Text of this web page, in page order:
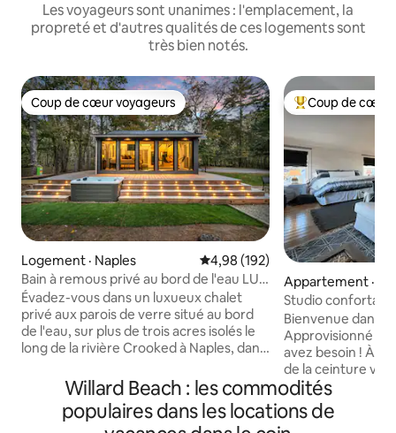
Les voyageurs sont unanimes : l'emplacement, la
propreté et d'autres qualités de ces logements sont
très bien notés.
Coup de cœur voyageurs
Coup de cœur voyageurs
Logement · Naples Note moyenne de 4,98 sur 5,
4,98 (192)
Bain à remous privé au bord de l'eau LUX
Designer - Isolé
Évadez-vous dans un luxueux chalet
privé aux parois de verre situé au bord
de l'eau, sur plus de trois acres isolés le
long de la rivière Crooked à Naples, dans
propriété, ce qui offre une intimité
totale, votre propre plage de sable, un
quai avec accès direct au lac Sebago et
Coup de cœur
Coup de cœur
Appartement ·
nd
Studio
avec lit King Size !
Bienvenue dans
Approvisionné
avez besoin ! À quelques pas du sentier
de la ceinture
l'océan. À
Williams, qui
photographié
Willard Beach : les commodités
populaires dans les locations de